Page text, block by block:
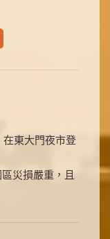
在東大門夜市登
災損嚴重，且